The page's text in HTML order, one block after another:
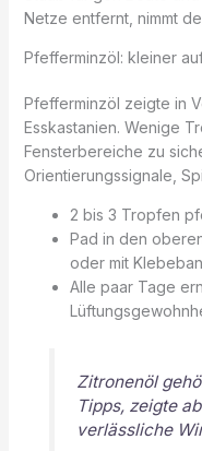
Netze entfernt, nimmt
Pfefferminzöl: kleiner
Pfefferminzöl zeigte in
Esskastanien. Wenige
Fensterbereiche zu
Orientierungssignale,
2 bis 3 Tropfen
Pad in den
oder mit
Alle paar Tage
Zitronenöl
Tipps, zeigte
verlässliche